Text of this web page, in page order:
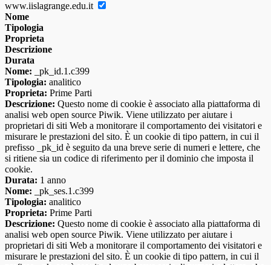
www.iislagrange.edu.it
Nome
Tipologia
Proprieta
Descrizione
Durata
Nome: _pk_id.1.c399
Tipologia: analitico
Proprieta: Prime Parti
Descrizione: Questo nome di cookie è associato alla piattaforma di
analisi web open source Piwik. Viene utilizzato per aiutare i
proprietari di siti Web a monitorare il comportamento dei visitatori e
misurare le prestazioni del sito. È un cookie di tipo pattern, in cui il
prefisso _pk_id è seguito da una breve serie di numeri e lettere, che
si ritiene sia un codice di riferimento per il dominio che imposta il
cookie.
Durata: 1 anno
Nome: _pk_ses.1.c399
Tipologia: analitico
Proprieta: Prime Parti
Descrizione: Questo nome di cookie è associato alla piattaforma di
analisi web open source Piwik. Viene utilizzato per aiutare i
proprietari di siti Web a monitorare il comportamento dei visitatori e
misurare le prestazioni del sito. È un cookie di tipo pattern, in cui il